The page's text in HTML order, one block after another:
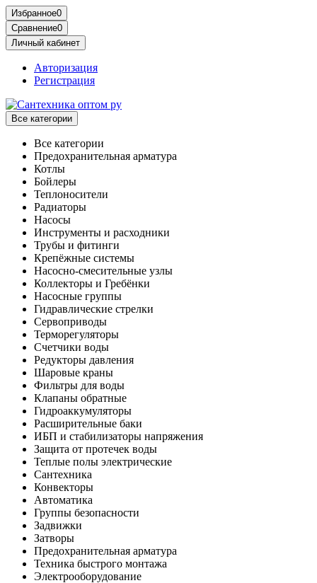
Избранное0
Сравнение0
Личный кабинет
Авторизация
Регистрация
Все категории
Все категории
Предохранительная арматура
Котлы
Бойлеры
Теплоносители
Радиаторы
Насосы
Инструменты и расходники
Трубы и фитинги
Крепёжные системы
Насосно-смесительные узлы
Коллекторы и Гребёнки
Насосные группы
Гидравлические стрелки
Сервоприводы
Терморегуляторы
Счетчики воды
Редукторы давления
Шаровые краны
Фильтры для воды
Клапаны обратные
Гидроаккумуляторы
Расширительные баки
ИБП и стабилизаторы напряжения
Защита от протечек воды
Теплые полы электрические
Сантехника
Конвекторы
Автоматика
Группы безопасности
Задвижки
Затворы
Предохранительная арматура
Техника быстрого монтажа
Электрооборудование